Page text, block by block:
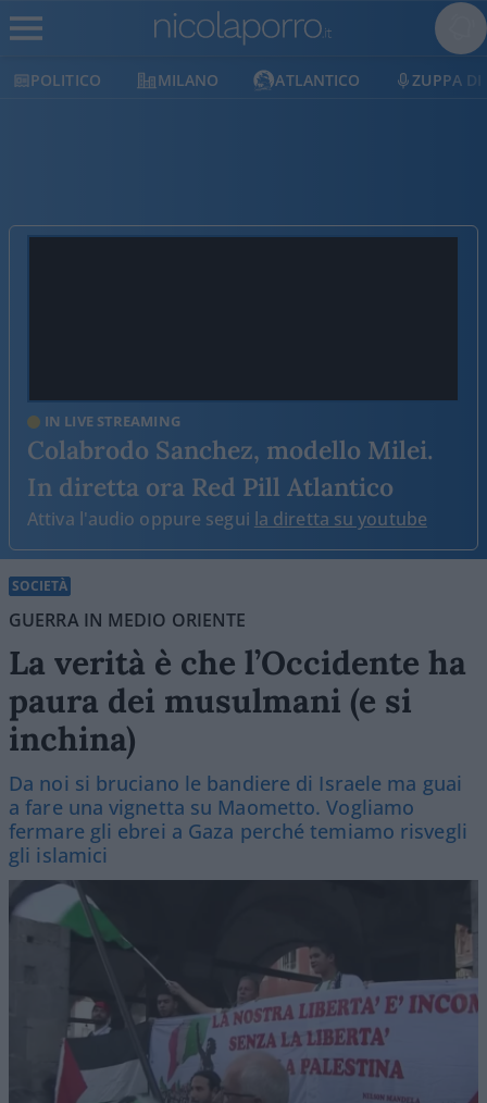
MILANO ATLANTICO ZUPPA DI PORRO
IN LIVE STREAMING
Colabrodo Sanchez, modello Milei.
In diretta ora Red Pill Atlantico
Attiva l'audio oppure segui la diretta su youtube
SOCIETÀ
GUERRA IN MEDIO ORIENTE
La verità è che l’Occidente ha
paura dei musulmani (e si
inchina)
Da noi si bruciano le bandiere di Israele ma guai
a fare una vignetta su Maometto. Vogliamo
fermare gli ebrei a Gaza perché temiamo risvegli
gli islamici